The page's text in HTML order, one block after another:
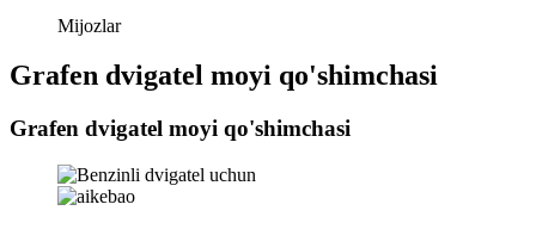
Mijozlar
Grafen dvigatel moyi qo'shimchasi
Grafen dvigatel moyi qo'shimchasi